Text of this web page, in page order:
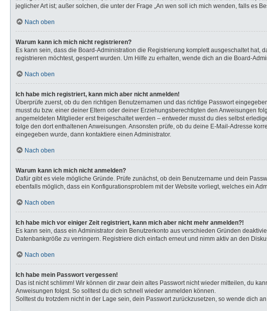
jeglicher Art ist; außer solchen, die unter der Frage „An wen soll ich mich wenden, falls es
Nach oben
Warum kann ich mich nicht registrieren?
Es kann sein, dass die Board-Administration die Registrierung komplett ausgeschaltet
registrieren möchtest, gesperrt wurden. Um Hilfe zu erhalten, wende dich an die Board-
Nach oben
Ich habe mich registriert, kann mich aber nicht anmelden!
Überprüfe zuerst, ob du den richtigen Benutzernamen und das richtige Passwort
musst du bzw. einer deiner Eltern oder deiner Erziehungsberechtigten den Anweisungen
angemeldeten Mitglieder erst freigeschaltet werden – entweder musst du dies selbst
folge den dort enthaltenen Anweisungen. Ansonsten prüfe, ob du deine E-Mail-Adresse
eingegeben wurde, dann kontaktiere einen Administrator.
Nach oben
Warum kann ich mich nicht anmelden?
Dafür gibt es viele mögliche Gründe. Prüfe zunächst, ob dein Benutzername und dein
ebenfalls möglich, dass ein Konfigurationsproblem mit der Website vorliegt, welches ein
Nach oben
Ich habe mich vor einiger Zeit registriert, kann mich aber nicht mehr anmelden?!
Es kann sein, dass ein Administrator dein Benutzerkonto aus verschieden Gründen
Datenbankgröße zu verringern. Registriere dich einfach erneut und nimm aktiv an den
Nach oben
Ich habe mein Passwort vergessen!
Das ist nicht schlimm! Wir können dir zwar dein altes Passwort nicht wieder mitteilen, du
Anweisungen folgst. So solltest du dich schnell wieder anmelden können.
Solltest du trotzdem nicht in der Lage sein, dein Passwort zurückzusetzen, so wende dich